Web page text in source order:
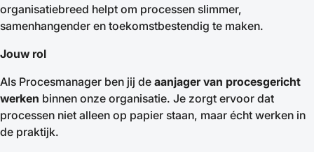
organisatiebreed helpt om processen slimmer,
samenhangender en toekomstbestendig te maken.
Jouw rol
Als Procesmanager ben jij de aanjager van procesgericht
werken binnen onze organisatie. Je zorgt ervoor dat
processen niet alleen op papier staan, maar écht werken in
de praktijk.